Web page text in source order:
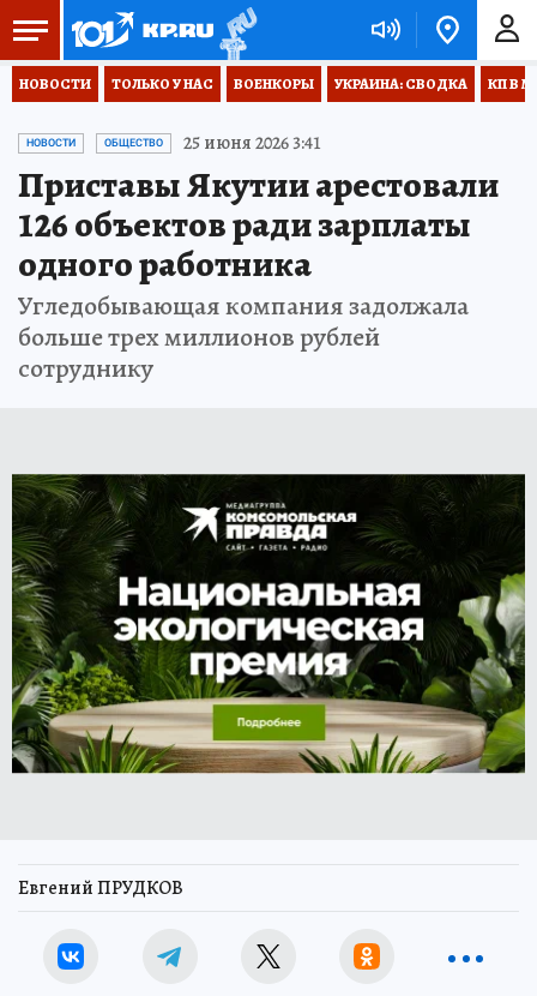
НОВОСТИ ТОЛЬКО У НАС ВОЕНКОРЫ УКРАИНА: СВОДКА КП В
НОВОСТИ ОБЩЕСТВО 25 июня 2026 3:41
Приставы Якутии арестовали
126 объектов ради зарплаты
одного работника
Угледобывающая компания задолжала
больше трех миллионов рублей
сотруднику
Евгений ПРУДКОВ